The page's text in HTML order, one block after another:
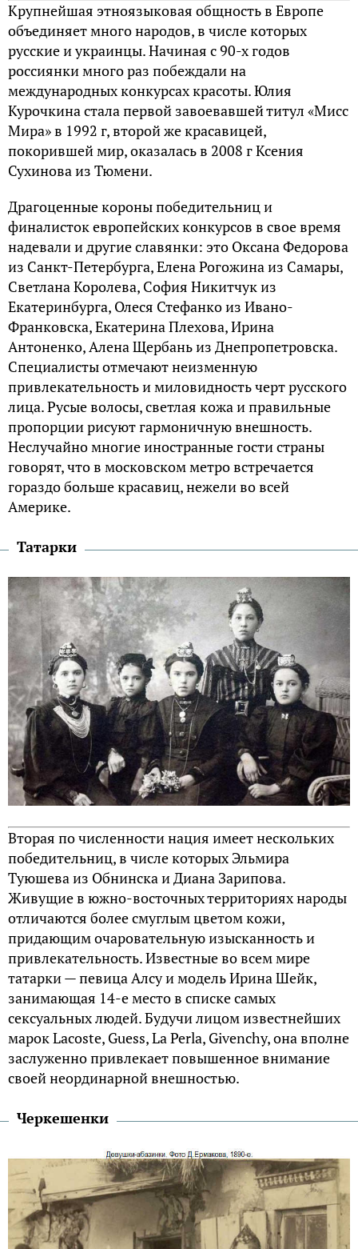
Крупнейшая этноязыковая общность в Европе
объединяет много народов, в числе которых
русские и украинцы. Начиная с 90-х годов
россиянки много раз побеждали на
международных конкурсах красоты. Юлия
Курочкина стала первой завоевавшей титул «Мисс
Мира» в 1992 г, второй же красавицей,
покорившей мир, оказалась в 2008 г Ксения
Сухинова из Тюмени.
Драгоценные короны победительниц и
финалисток европейских конкурсов в свое время
надевали и другие славянки: это Оксана Федорова
из Санкт-Петербурга, Елена Рогожина из Самары,
Светлана Королева, София Никитчук из
Екатеринбурга, Олеся Стефанко из Ивано-
Франковска, Екатерина Плехова, Ирина
Антоненко, Алена Щербань из Днепропетровска.
Специалисты отмечают неизменную
привлекательность и миловидность черт русского
лица. Русые волосы, светлая кожа и правильные
пропорции рисуют гармоничную внешность.
Неслучайно многие иностранные гости страны
говорят, что в московском метро встречается
гораздо больше красавиц, нежели во всей
Америке.
Татарки
Вторая по численности нация имеет нескольких
победительниц, в числе которых Эльмира
Туюшева из Обнинска и Диана Зарипова.
Живущие в южно-восточных территориях народы
отличаются более смуглым цветом кожи,
придающим очаровательную изысканность и
привлекательность. Известные во всем мире
татарки — певица Алсу и модель Ирина Шейк,
занимающая 14-е место в списке самых
сексуальных людей. Будучи лицом известнейших
марок Lacoste, Guess, La Perla, Givenchy, она вполне
заслуженно привлекает повышенное внимание
своей неординарной внешностью.
Черкешенки